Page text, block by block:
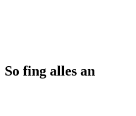
So fing alles an